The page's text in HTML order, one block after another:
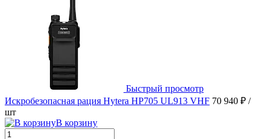
Быстрый просмотр
Искробезопасная рация Hytera HP705 UL913 VHF 70 940 ₽ /
шт
В корзину